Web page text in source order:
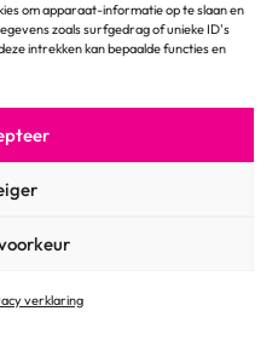
om apparaat-informatie op te slaan en
zoals surfgedrag of unieke ID's
intrekken kan bepaalde functies en
verklaring